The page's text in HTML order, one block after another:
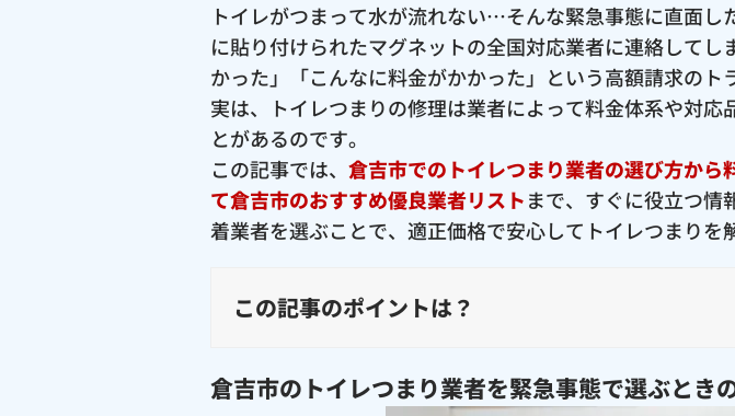
トイレがつまって水が流れない…そんな緊急事態に直面
に貼り付けられたマグネットの全国対応業者に連絡して
かった」「こんなに料金がかかった」という高額請求の
実は、トイレつまりの修理は業者によって料金体系や対
とがあるのです。
この記事では、 倉吉市でのトイレつまり業者の選び方か
て倉吉市のおすすめ優良業者リストまで、すぐに役立つ情
着業者を選ぶことで、適正価格で安心してトイレつまりを
この記事のポイントは？
倉吉市のトイレつまり業者を緊急事態で選ぶとき